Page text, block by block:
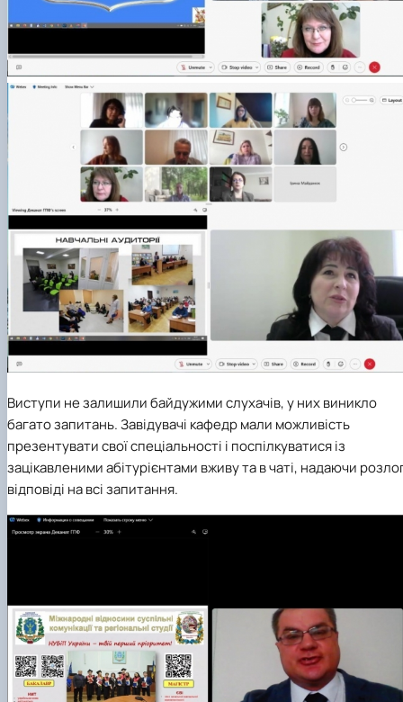
Виступи не залишили байдужими слухачів, у них виникло
багато запитань. Завідувачі кафедр мали можливість
презентувати свої спеціальності і поспілкуватися із
зацікавленими абітурієнтами вживу та в чаті, надаючи
відповіді на всі запитання.